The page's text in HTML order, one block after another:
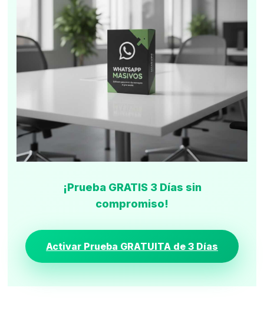
¡Prueba GRATIS 3 Días sin
compromiso!
Activar Prueba GRATUITA de 3 Días